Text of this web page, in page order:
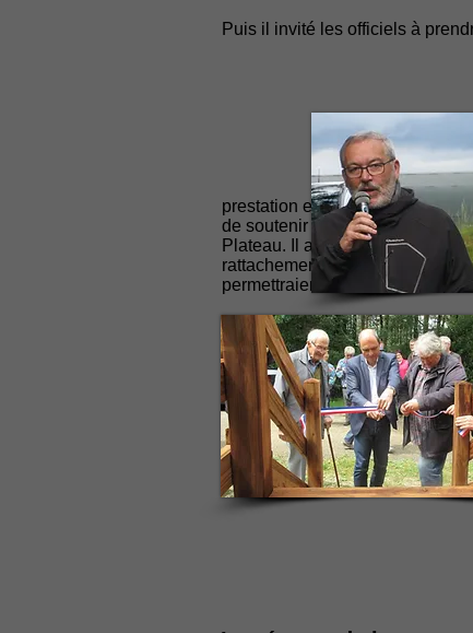
Puis il invité les officiels à
prestation et le travail des
de soutenir les activités comme
Plateau. Il a aussi évoqué la
rattachement de l’Altiport à la
permettraient de contribuer aux